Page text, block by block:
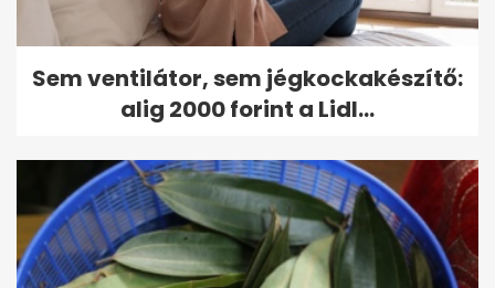
Sem ventilátor, sem jégkockakészítő:
alig 2000 forint a Lidl...